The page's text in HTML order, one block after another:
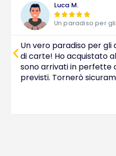
Luca M.
 
Un paradiso per
Un vero paradiso per gli
di carte! Ho acquistato
sono arrivati in perfette
previsti. Tornerò